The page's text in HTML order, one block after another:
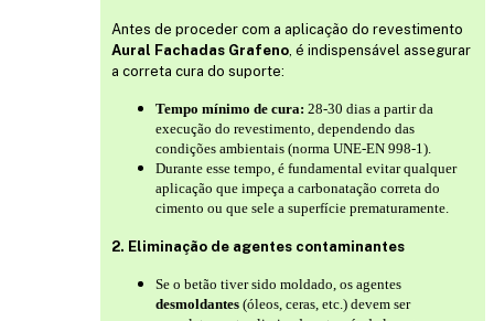
Antes de proceder com a aplicação do revestimento
Aural Fachadas Grafeno , é indispensável assegurar
a correta cura do suporte:
Tempo mínimo de cura: 28-30 dias a partir da
execução do revestimento, dependendo das
condições ambientais (norma UNE-EN 998-1).
Durante esse tempo, é fundamental evitar qualquer
aplicação que impeça a carbonatação correta do
cimento ou que sele a superfície prematuramente.
2. Eliminação de agentes contaminantes
Se o betão tiver sido moldado, os agentes
desmoldantes (óleos, ceras, etc.) devem ser